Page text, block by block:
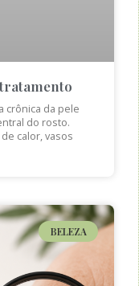
tratamento
crônica da pele
do rosto.
calor, vasos
BELEZA